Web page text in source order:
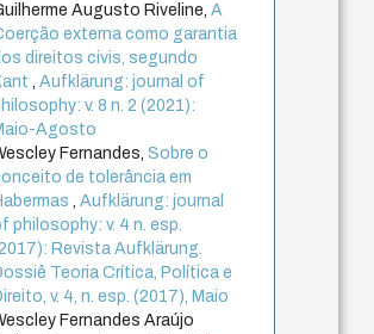
Augusto Riveline,A
externa como garantia
direitos civis, segundo
,Aufklärung: journal of
v. 8 n. 2 (2021):
Agosto
Fernandes,Sobre o
de tolerância em
,Aufklärung: journal
philosophy: v. 4 n. esp.
Revista Aufklärung.
Teoria Crítica, Política e
v. 4, n. esp. (2017), Maio
Fernandes Araújo